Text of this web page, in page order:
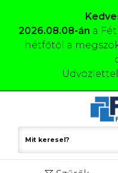
2026.08.08-án a
hétfőtől a